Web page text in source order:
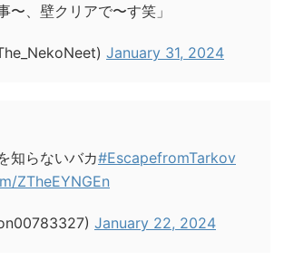
〜、壁クリアで〜す笑」
January 31, 2024
知らないバカ#EscapefromTarkov
ZTheEYNGEn
January 22, 2024